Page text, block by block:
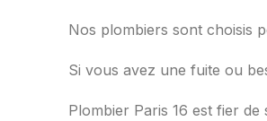
Nos plombiers sont choisis
Si vous avez une fuite ou
Plombier Paris 16 est fier